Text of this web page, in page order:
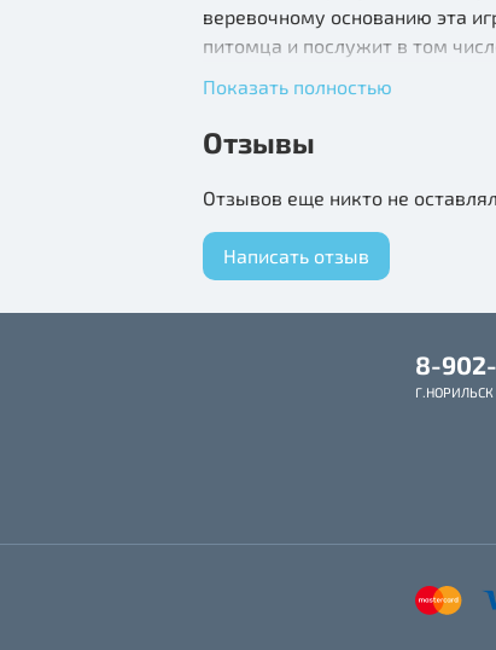
веревочному основанию эта
питомца и послужит в том
Показать полностью
Отзывы
Отзывов еще никто не оставлял
Написать отзыв
8-
Г.НОРИЛЬСК